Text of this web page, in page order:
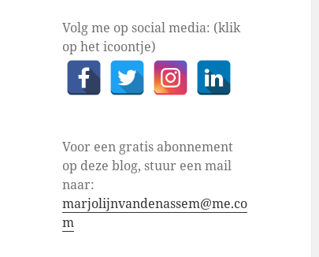
Volg me op social media: (klik
op het icoontje)
Voor een gratis abonnement
op deze blog, stuur een mail
naar:
marjolijnvandenassem@me.co
m